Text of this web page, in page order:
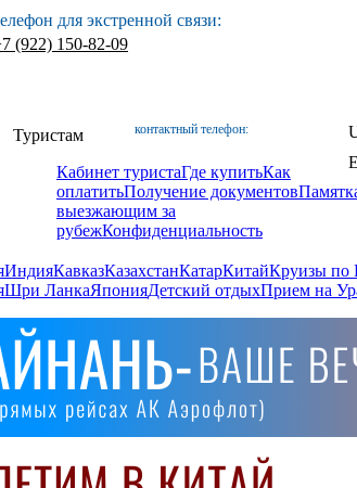
для экстренной связи:
(922) 150-82-09
контактный телефон:
Туристам
Кабинет туристаГде купитьКак
оплатитьПолучение документов
выезжающим за
рубежКонфиденциальность
ИндияКавказКазахстанКатарКитайКруизы по
Шри ЛанкаЯпонияДетский отдыхПрием на